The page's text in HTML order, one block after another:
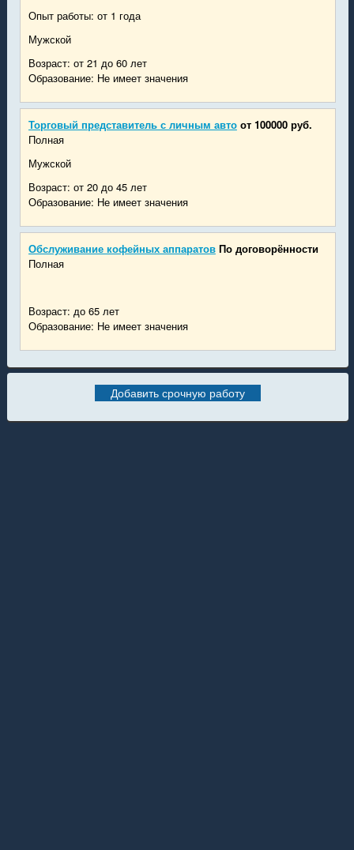
Опыт работы: от 1 года
Мужской
Возраст: от 21 до 60 лет
Образование: Не имеет значения
Торговый представитель с личным авто от 100000 руб.
Полная
Мужской
Возраст: от 20 до 45 лет
Образование: Не имеет значения
Обслуживание кофейных аппаратов По договорённости
Полная
Возраст: до 65 лет
Образование: Не имеет значения
Добавить срочную работу